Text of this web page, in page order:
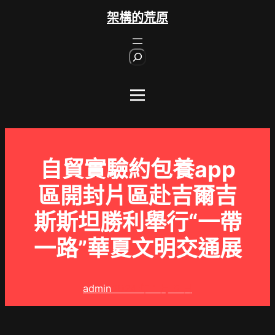
架構的荒原
自貿實驗約包養app
區開封片區赴吉爾吉
斯斯坦勝利舉行“一帶
一路”華夏文明交通展
admin